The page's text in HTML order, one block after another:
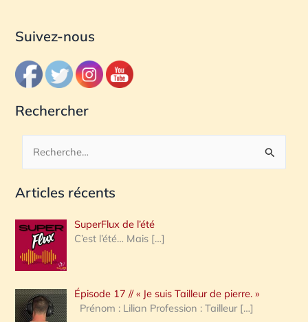
Suivez-nous
Rechercher
c
e
r
c
h
e
Articles récents
SuperFlux de l’été
C’est l’été… Mais […]
Épisode 17 // « Je suis Tailleur de pierre. »
Prénom : Lilian Profession : Tailleur […]